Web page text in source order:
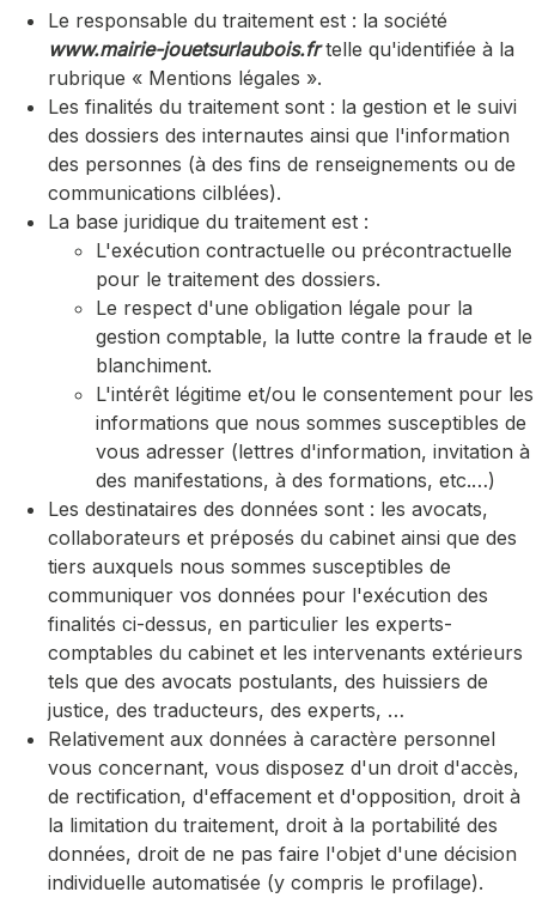
Le responsable du traitement est : la société
www.mairie-jouetsurlaubois.frtelle qu'identifiée à la
rubrique « Mentions légales ».
Les finalités du traitement sont : la gestion et le suivi
des dossiers des internautes ainsi que l'information
des personnes (à des fins de renseignements ou de
communications cilblées).
La base juridique du traitement est :
L'exécution contractuelle ou précontractuelle
pour le traitement des dossiers.
Le respect d'une obligation légale pour la
gestion comptable, la lutte contre la fraude et le
blanchiment.
L'intérêt légitime et/ou le consentement pour les
informations que nous sommes susceptibles de
vous adresser (lettres d'information, invitation à
des manifestations, à des formations, etc.…)
Les destinataires des données sont : les avocats,
collaborateurs et préposés du cabinet ainsi que des
tiers auxquels nous sommes susceptibles de
communiquer vos données pour l'exécution des
finalités ci-dessus, en particulier les experts-
comptables du cabinet et les intervenants extérieurs
tels que des avocats postulants, des huissiers de
justice, des traducteurs, des experts, …
Relativement aux données à caractère personnel
vous concernant, vous disposez d'un droit d'accès,
de rectification, d'effacement et d'opposition, droit à
la limitation du traitement, droit à la portabilité des
données, droit de ne pas faire l'objet d'une décision
individuelle automatisée (y compris le profilage).